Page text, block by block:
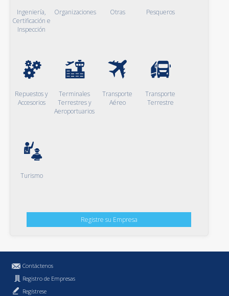
Ingeniería,
Certificación e
Inspección
Organizaciones Otras Pesqueros
Repuestos y
Accesorios
Terminales
Terrestres y
Aeroportuarios
Transporte
Aéreo
Transporte
Terrestre
Turismo
Registre su Empresa
Contáctenos
Registro de Empresas
Regístrese